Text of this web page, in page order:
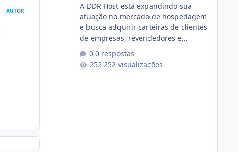
AUTOR
A DDR Host está expandindo sua
atuação no mercado de hospedagem
e busca adquirir carteiras de clientes
de empresas, revendedores e
suas atividades ou reduzir sua
operação. Se você possui clientes
0 respostas
252 visualizações